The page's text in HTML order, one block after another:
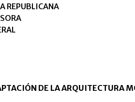
REPUBLICANA
DE LA ARQUITECTURA